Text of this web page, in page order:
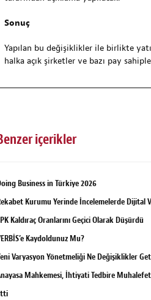
Sonuç
Yapılan bu değişiklikler ile birlikte
halka açık şirketler ve bazı pay
içerikler
Business in Türkiye 2026
Kurumu Yerinde İncelemelerde Dijital
Kaldıraç Oranlarını Geçici Olarak Düşürdü
Kaydoldunuz Mu?
Varyasyon Yönetmeliği Ne Değişiklikler
Mahkemesi, İhtiyati Tedbire Muhalefet